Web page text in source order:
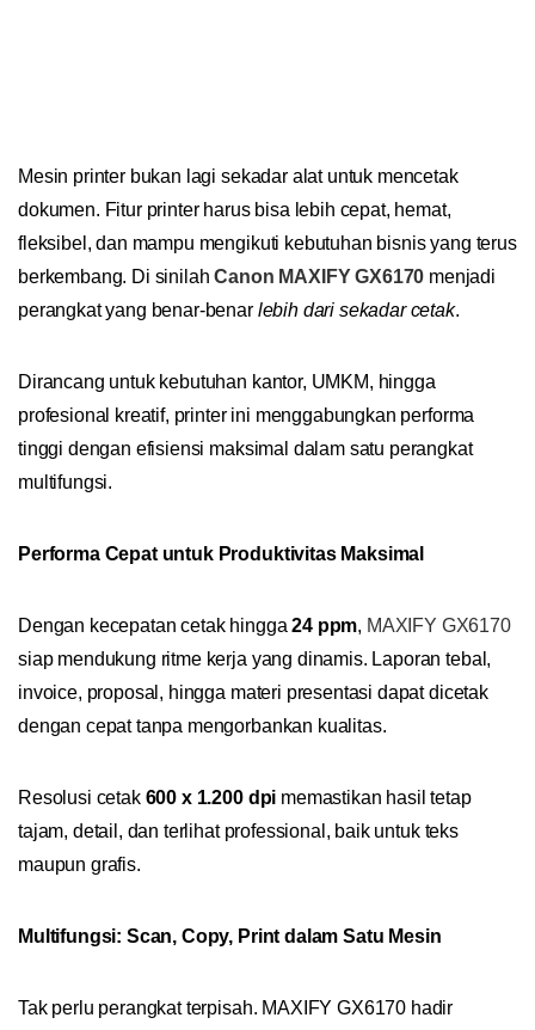
Mesin printer bukan lagi sekadar alat untuk mencetak
dokumen. Fitur printer harus bisa lebih cepat, hemat,
fleksibel, dan mampu mengikuti kebutuhan bisnis yang terus
berkembang. Di sinilahCanon MAXIFY GX6170 menjadi
perangkat yang benar-benar lebih dari sekadar cetak.
Dirancang untuk kebutuhan kantor, UMKM, hingga
profesional kreatif, printer ini menggabungkan performa
tinggi dengan efisiensi maksimal dalam satu perangkat
multifungsi.
Performa Cepat untuk Produktivitas Maksimal
Dengan kecepatan cetak hingga24 ppm, MAXIFY GX6170
siap mendukung ritme kerja yang dinamis. Laporan tebal,
invoice, proposal, hingga materi presentasi dapat dicetak
dengan cepat tanpa mengorbankan kualitas.
Resolusi cetak 600 x 1.200 dpi memastikan hasil tetap
tajam, detail, dan terlihat professional, baik untuk teks
maupun grafis.
Multifungsi: Scan, Copy, Print dalam Satu Mesin
Tak perlu perangkat terpisah. MAXIFY GX6170 hadir